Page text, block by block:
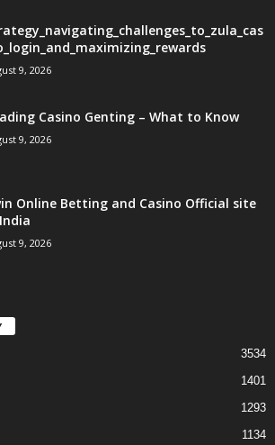
9, 2026
Casino Genting – What to Know
9, 2026
Online Betting and Casino Official site
9, 2026
3534
1401
1293
1134